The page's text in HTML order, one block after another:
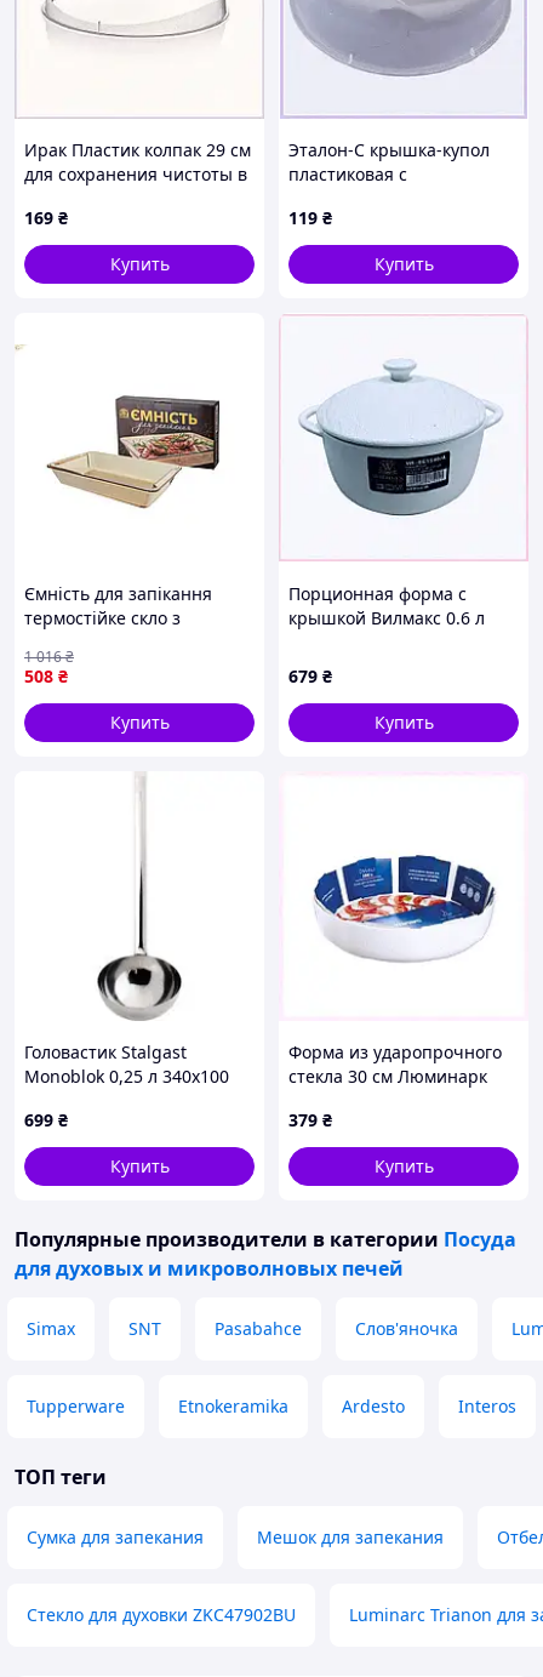
Ирак Пластик колпак 29 см
для сохранения чистоты в
169 ₴
Купить
Эталон-С крышка-купол
пластиковая с
B8T398457
119 ₴
Купить
Ємність для запікання
термостійке скло з
приготування страв в
духовці
508 ₴
1 016₴
Купить
Порционная форма с
крышкой Вилмакс 0.6 л
679 ₴
Купить
Головастик Stalgast
Monoblok 0,25 л 340х100
699 ₴
Купить
Форма из ударопрочного
стекла 30 см Люминарк
379 ₴
Купить
Популярные производители в категории Посуда
для духовых и микроволновых печей
Simax SNT Pasabahce Слов'яночка
Tupperware Etnokeramika Ardesto Interos
ТОП теги
Сумка для запекания Мешок для запекания
Стекло для духовки ZKC47902BU Luminarc Trianon для